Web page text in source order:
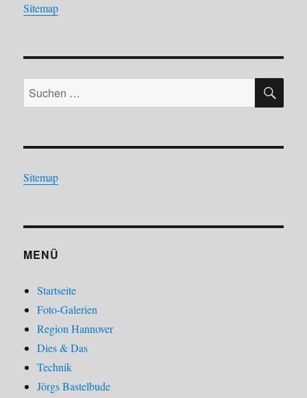
Sitemap
Suchen
nach:
Sitemap
MENÜ
Startseite
Foto-Galerien
Region Hannover
Dies & Das
Technik
Jörgs Bastelbude